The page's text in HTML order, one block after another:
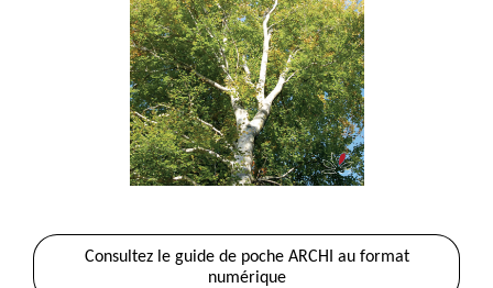
Consultez le guide de poche ARCHI au format
numérique